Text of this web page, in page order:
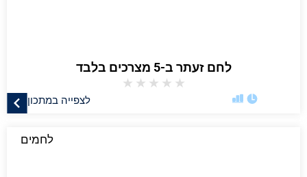
לחם זעתר ב-5 מצרכים בלבד
★
★
★
★
★
לצפייה במתכון
לחמים